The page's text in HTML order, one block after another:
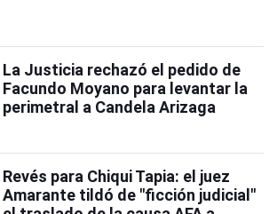
La Justicia rechazó el pedido de
Facundo Moyano para levantar la
perimetral a Candela Arizaga
Revés para Chiqui Tapia: el juez
Amarante tildó de "ficción judicial"